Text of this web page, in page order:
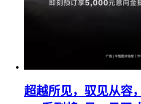
超越所见，驭见从容